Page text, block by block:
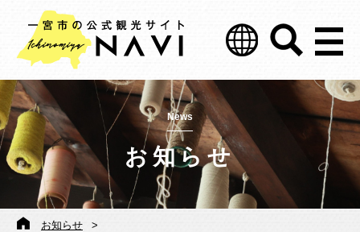
News
お知らせ
お知らせ
>